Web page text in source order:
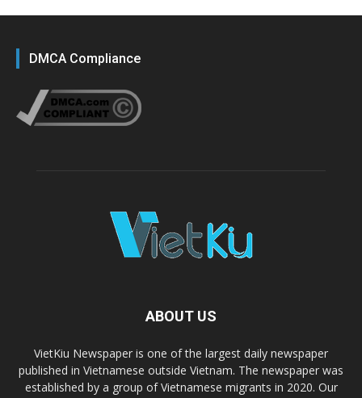
DMCA Compliance
ABOUT US
VietKiu Newspaper is one of the largest daily newspaper
published in Vietnamese outside Vietnam. The newspaper was
established by a group of Vietnamese migrants in 2020. Our